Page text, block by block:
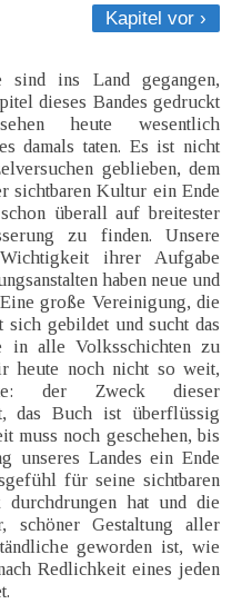
Kapitel vor ›
ins Land gegangen,
dieses Bandes gedruckt
heute wesentlich
damals taten. Es ist nicht
geblieben, dem
sichtbaren Kultur ein Ende
überall auf breitester
zu finden. Unsere
ihrer Aufgabe
haben neue und
große Vereinigung, die
sich gebildet und sucht das
in alle Volksschichten zu
heute noch nicht so weit,
der Zweck dieser
das Buch ist überflüssig
muss noch geschehen, bis
unseres Landes ein Ende
für seine sichtbaren
durchdrungen hat und die
schöner Gestaltung aller
geworden ist, wie
Redlichkeit eines jeden